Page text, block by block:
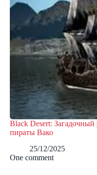
Black Desert:
пираты Вако
25/12/2025
One comment